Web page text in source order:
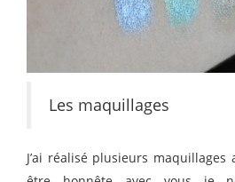
Les maquillages
J’ai réalisé plusieurs